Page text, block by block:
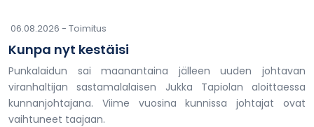
06.08.2026 - Toimitus
Kunpa nyt kestäisi
Punkalaidun sai maanantaina jälleen uuden johtavan
viranhaltijan sastamalalaisen Jukka Tapiolan aloittaessa
kunnanjohtajana. Viime vuosina kunnissa johtajat ovat
vaihtuneet taajaan.